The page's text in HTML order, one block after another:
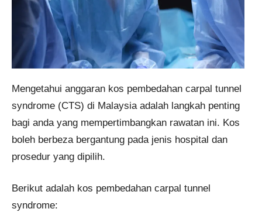
Mengetahui anggaran kos pembedahan carpal tunnel
syndrome (CTS) di Malaysia adalah langkah penting
bagi anda yang mempertimbangkan rawatan ini. Kos
boleh berbeza bergantung pada jenis hospital dan
prosedur yang dipilih.
Berikut adalah kos pembedahan carpal tunnel
syndrome: